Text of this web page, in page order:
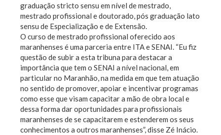
graduação stricto sensu em nível de mestrado,
mestrado profissional e doutorado, pós graduação lato
sensu de Especialização e de Extensão.
O curso de mestrado profissional oferecido aos
maranhenses é uma parceria entre ITA e SENAI. “Eu fiz
questão de subir a esta tribuna para destacar a
importância que tem o SENAI a nível nacional, em
particular no Maranhão, na medida em que tem atuação
no sentido de promover, apoiar e incentivar programas
como esse que visam capacitar a mão de obra local e
dessa forma dar oportunidades para profissionais
maranhenses de se capacitarem e estenderem os seus
conhecimentos a outros maranhenses”, disse Zé Inácio.